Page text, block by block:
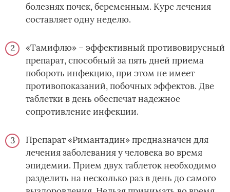
болезнях почек, беременным. Курс лечения
составляет одну неделю.
«Тамифлю» – эффективный противовирусный
препарат, способный за пять дней приема
побороть инфекцию, при этом не имеет
противопоказаний, побочных эффектов. Две
таблетки в день обеспечат надежное
сопротивление инфекции.
Препарат «Римантадин» предназначен для
лечения заболевания у человека во время
эпидемии. Прием двух таблеток необходимо
разделить на несколько раз в день до самого